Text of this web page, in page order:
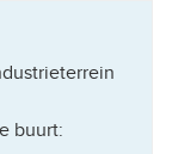
buurt: